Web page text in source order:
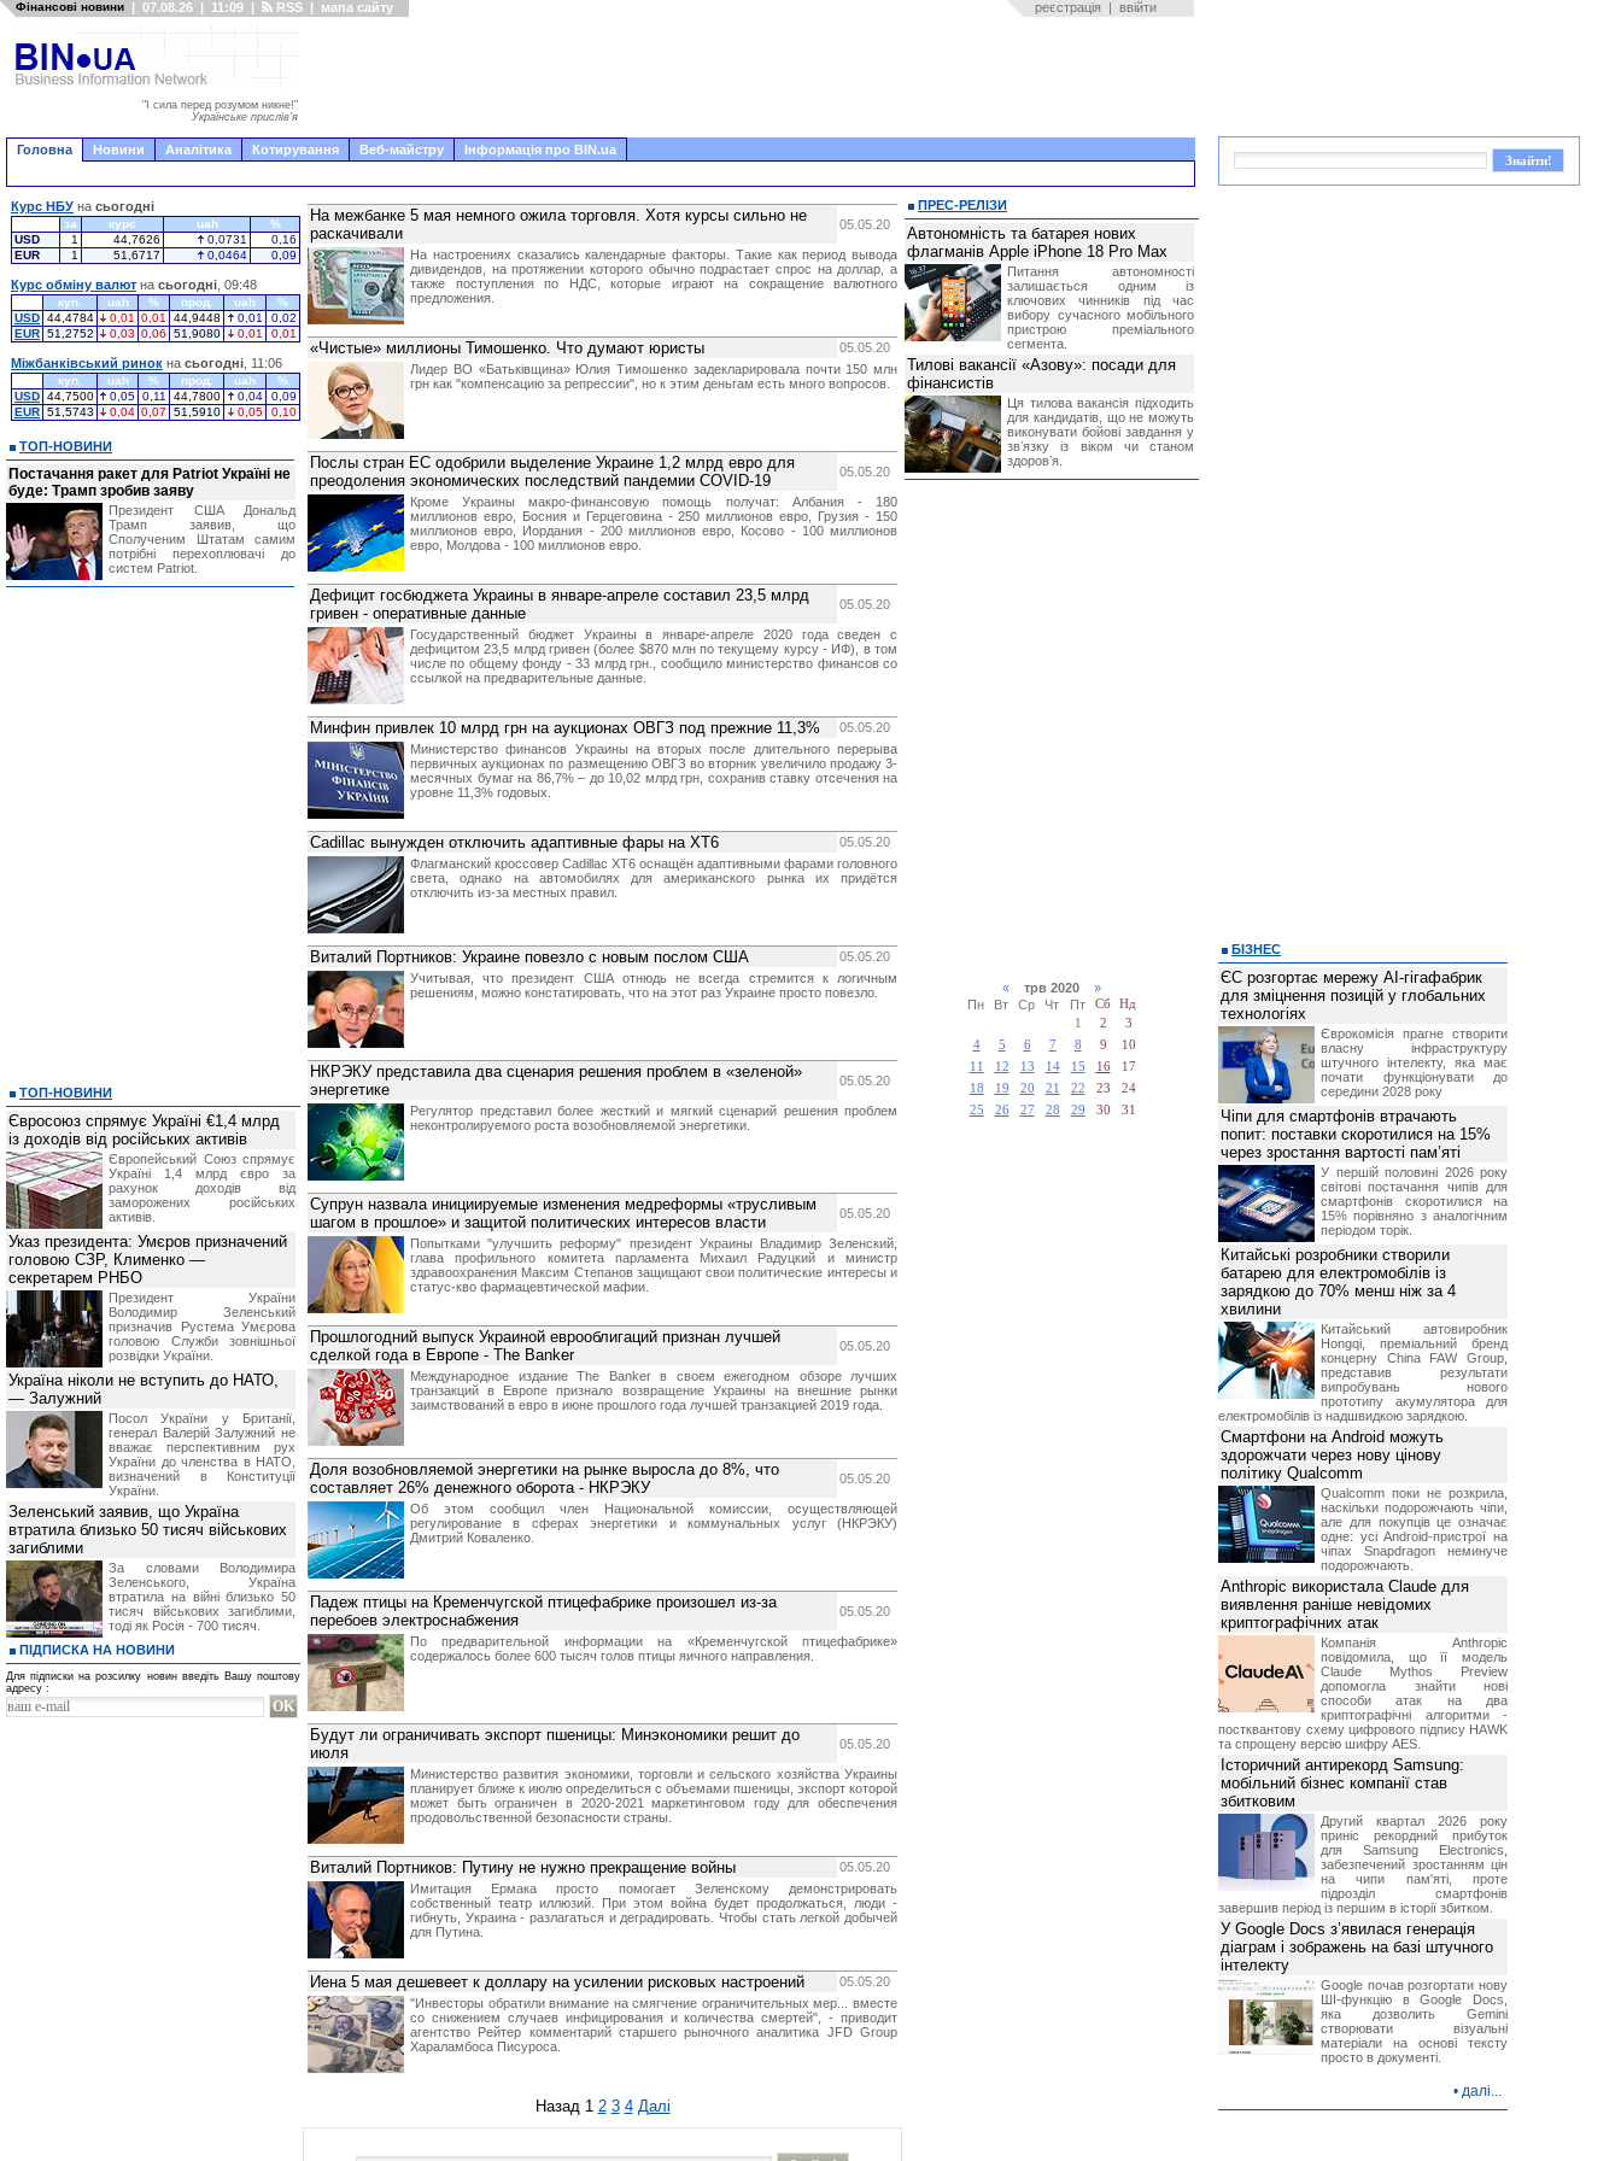
Фінансові новини | 07.08.26 | 11:09 | RSS | мапа сайту реєстрація | ввійти
"І сила перед розумом никне!"
Українське прислів'я
Головна Новини Аналітика Котирування Веб-майстру Інформація про BIN.ua
На межбанке 5 мая немного ожила торговля. Хотя курсы сильно не
раскачивали
05.05.20
На настроениях сказались календарные факторы. Такие как период вывода
дивидендов, на протяжении которого обычно подрастает спрос на доллар, а
также поступления по НДС, которые играют на сокращение валютного
предложения.
«Чистые» миллионы Тимошенко. Что думают юристы
05.05.20
Лидер ВО «Батьківщина» Юлия Тимошенко задекларировала почти 150 млн
грн как "компенсацию за репрессии", но к этим деньгам есть много вопросов.
Послы стран ЕС одобрили выделение Украине 1,2 млрд евро для
преодоления экономических последствий пандемии COVID-19
05.05.20
Кроме Украины макро-финансовую помощь получат: Албания - 180
миллионов евро, Босния и Герцеговина - 250 миллионов евро, Грузия - 150
миллионов евро, Иордания - 200 миллионов евро, Косово - 100 миллионов
евро, Молдова - 100 миллионов евро.
Дефицит госбюджета Украины в январе-апреле составил 23,5 млрд
гривен - оперативные данные
05.05.20
Государственный бюджет Украины в январе-апреле 2020 года сведен с
дефицитом 23,5 млрд гривен (более $870 млн по текущему курсу - ИФ), в том
числе по общему фонду - 33 млрд грн., сообщило министерство финансов со
ссылкой на предварительные данные.
Минфин привлек 10 млрд грн на аукционах ОВГЗ под прежние 11,3%
05.05.20
Министерство финансов Украины на вторых после длительного перерыва
первичных аукционах по размещению ОВГЗ во вторник увеличило продажу 3-
месячных бумаг на 86,7% – до 10,02 млрд грн, сохранив ставку отсечения на
уровне 11,3% годовых.
Cadillac вынужден отключить адаптивные фары на XT6
05.05.20
Флагманский кроссовер Cadillac XT6 оснащён адаптивными фарами головного
света, однако на автомобилях для американского рынка их придётся
отключить из-за местных правил.
Виталий Портников: Украине повезло с новым послом США
05.05.20
Учитывая, что президент США отнюдь не всегда стремится к логичным
решениям, можно констатировать, что на этот раз Украине просто повезло.
НКРЭКУ представила два сценария решения проблем в «зеленой»
энергетике
05.05.20
Регулятор представил более жесткий и мягкий сценарий решения проблем
неконтролируемого роста возобновляемой энергетики.
Супрун назвала инициируемые изменения медреформы «трусливым
шагом в прошлое» и защитой политических интересов власти
05.05.20
Попытками "улучшить реформу" президент Украины Владимир Зеленский,
глава профильного комитета парламента Михаил Радуцкий и министр
здравоохранения Максим Степанов защищают свои политические интересы и
статус-кво фармацевтической мафии.
Прошлогодний выпуск Украиной еврооблигаций признан лучшей
сделкой года в Европе - The Banker
05.05.20
Международное издание The Banker в своем ежегодном обзоре лучших
транзакций в Европе признало возвращение Украины на внешние рынки
заимствований в евро в июне прошлого года лучшей транзакцией 2019 года.
Доля возобновляемой энергетики на рынке выросла до 8%, что
составляет 26% денежного оборота - НКРЭКУ
05.05.20
Об этом сообщил член Национальной комиссии, осуществляющей
регулирование в сферах энергетики и коммунальных услуг (НКРЭКУ)
Дмитрий Коваленко.
Падеж птицы на Кременчугской птицефабрике произошел из-за
перебоев электроснабжения
05.05.20
По предварительной информации на «Кременчугской птицефабрике»
содержалось более 600 тысяч голов птицы яичного направления.
Будут ли ограничивать экспорт пшеницы: Минэкономики решит до
июля
05.05.20
Министерство развития экономики, торговли и сельского хозяйства Украины
планирует ближе к июлю определиться с объемами пшеницы, экспорт которой
может быть ограничен в 2020-2021 маркетинговом году для обеспечения
продовольственной безопасности страны.
Виталий Портников: Путину не нужно прекращение войны
05.05.20
Имитация Ермака просто помогает Зеленскому демонстрировать
собственный театр иллюзий. При этом война будет продолжаться, люди -
гибнуть, Украина - разлагаться и деградировать. Чтобы стать легкой добычей
для Путина.
Иена 5 мая дешевеет к доллару на усилении рисковых настроений
05.05.20
"Инвесторы обратили внимание на смягчение ограничительных мер... вместе
со снижением случаев инфицирования и количества смертей", - приводит
агентство Рейтер комментарий старшего рыночного аналитика JFD Group
Хараламбоса Писуроса.
Назад 1 2 3 4 Далі
Курс НБУ на сьогодні
за курс uah
%
USD
1 44,7626 0,0731
0,16
EUR
1 51,6717 0,0464 0,09
Курс обміну валют на сьогодні , 09:48
куп. uah % прод. uah
%
USD 44,4784 0,01 0,01 44,9448 0,01
0,02
EUR 51,2752 0,03 0,06 51,9080 0,01 0,01
Міжбанківський ринок на сьогодні , 11:06
куп. uah % прод. uah
%
USD 44,7500 0,05 0,11 44,7800 0,04
0,09
EUR 51,5743 0,04 0,07 51,5910 0,05 0,10
ТОП-НОВИНИ
Постачання ракет для Patriot Україні не
буде: Трамп зробив заяву
Президент США Дональд
Трамп заявив, що
Сполученим Штатам самим
потрібні перехоплювачі до
систем Patriot.
ТОП-НОВИНИ
Євросоюз спрямує Україні €1,4 млрд
із доходів від російських активів
Європейський Союз спрямує
Україні 1,4 млрд євро за
рахунок доходів від
заморожених російських
активів.
Указ президента: Умєров призначений
головою СЗР, Клименко —
секретарем РНБО
Президент України
Володимир Зеленський
призначив Pустема Умєрова
головою Служби зовнішньої
розвідки України.
Україна ніколи не вступить до НАТО,
— Залужний
Посол України у Британії,
генерал Валерій Залужний не
вважає перспективним рух
України до членства в НАТО,
визначений в Конституції
України.
Зеленський заявив, що Україна
втратила близько 50 тисяч військових
загиблими
За словами Володимира
Зеленського, Україна
втратила на війні близько 50
тисяч військових загиблими,
тоді як Росія - 700 тисяч.
ПІДПИСКА НА НОВИНИ
Для підписки на розсилку новин введіть Вашу поштову
адресу :
ПРЕС-РЕЛІЗИ
Автономність та батарея нових
флагманів Apple iPhone 18 Pro Max
Питання автономності
залишається одним із
ключових чинників під час
вибору сучасного мобільного
пристрою преміального
сегмента.
Тилові вакансії «Азову»: посади для
фінансистів
Ця тилова вакансія підходить
для кандидатів, що не можуть
виконувати бойові завдання у
звʼязку із віком чи станом
здоровʼя.
« трв 2020 »
Пн
Вт Ср Чт Пт Сб
Нд
1
2
3
4
5 6 7 8 9
10
11
12 13 14 15 16
17
18
19 20 21 22 23
24
25
26 27 28 29 30 31
БІЗНЕС
ЄС розгортає мережу AI-гігафабрик
для зміцнення позицій у глобальних
технологіях
Єврокомісія прагне створити
власну інфраструктуру
штучного інтелекту, яка має
почати функціонувати до
середини 2028 року
Чіпи для смартфонів втрачають
попит: поставки скоротилися на 15%
через зростання вартості пам’яті
У першій половині 2026 року
світові постачання чипів для
смартфонів скоротилися на
15% порівняно з аналогічним
періодом торік.
Китайські розробники створили
батарею для електромобілів із
зарядкою до 70% менш ніж за 4
хвилини
Китайський автовиробник
Hongqi, преміальний бренд
концерну China FAW Group,
представив результати
випробувань нового
прототипу акумулятора для
електромобілів із надшвидкою зарядкою.
Смартфони на Android можуть
здорожчати через нову цінову
політику Qualcomm
Qualcomm поки не розкрила,
наскільки подорожчають чіпи,
але для покупців це означає
одне: усі Android-пристрої на
чіпах Snapdragon неминуче
подорожчають.
Anthropic використала Claude для
виявлення раніше невідомих
криптографічних атак
Компанія Anthropic
повідомила, що її модель
Claude Mythos Preview
допомогла знайти нові
способи атак на два
криптографічні алгоритми -
постквантову схему цифрового підпису HAWK
та спрощену версію шифру AES.
Історичний антирекорд Samsung:
мобільний бізнес компанії став
збитковим
Другий квартал 2026 року
приніс рекордний прибуток
для Samsung Electronics,
забезпечений зростанням цін
на чипи пам'яті, проте
підрозділ смартфонів
завершив період із першим в історії збитком.
У Google Docs з’явилася генерація
діаграм і зображень на базі штучного
інтелекту
Google почав розгортати нову
ШІ-функцію в Google Docs,
яка дозволить Gemini
створювати візуальні
матеріали на основі тексту
просто в документі.
• далі...